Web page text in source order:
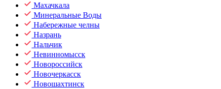
Махачкала
Минеральные Воды
Набережные челны
Назрань
Нальчик
Невинномысск
Новороссийск
Новочеркасск
Новошахтинск